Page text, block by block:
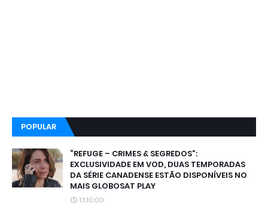
POPULAR
“REFUGE – CRIMES & SEGREDOS”:
EXCLUSIVIDADE EM VOD, DUAS TEMPORADAS
DA SÉRIE CANADENSE ESTÃO DISPONÍVEIS NO
MAIS GLOBOSAT PLAY
13:10:00